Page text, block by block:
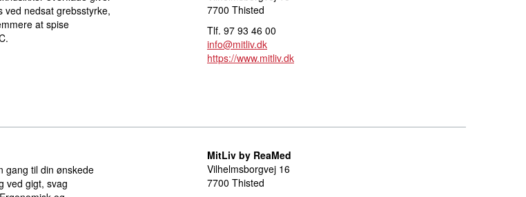
ved nedsat grebsstyrke,
at spise
7700 Thisted
Tlf. 97 93 46 00
info@mitliv.dk
https://www.mitliv.dk
gang til din ønskede
ved gigt, svag
MitLiv by ReaMed
Vilhelmsborgvej 16
7700 Thisted